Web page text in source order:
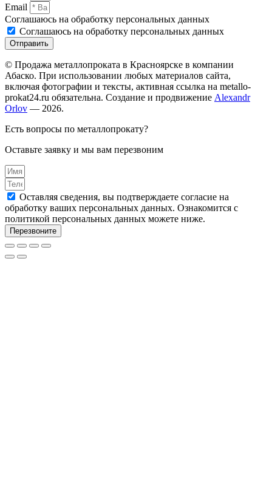
Email
Соглашаюсь на обработку персональных данных
Соглашаюсь на обработку персональных данных
Отправить
© Продажа металлопроката в Красноярске в компании
Абаско. При использовании любых материалов сайта,
включая фотографии и тексты, активная ссылка на metallo-
prokat24.ru обязательна. Создание и продвижение Alexandr
Orlov — 2026.
Есть вопросы по металлопрокату?
Оставьте заявку и мы вам перезвоним
Оставляя сведения, вы подтверждаете согласие на
обработку ваших персональных данных. Ознакомится с
политикой персональных данных можете ниже.
Перезвоните